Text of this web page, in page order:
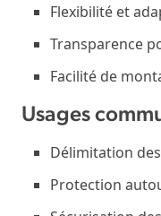
Flexibilité et
Transparence
Facilité de
Usages
Délimitation
Protection